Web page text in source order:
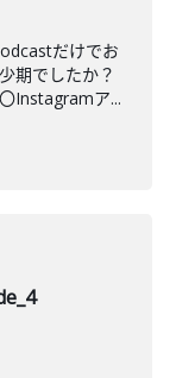
だけでお
期でしたか？
Instagramア...